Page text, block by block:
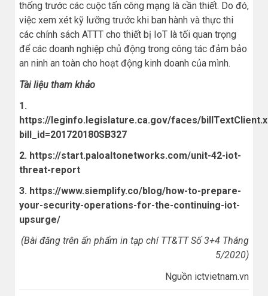
thống trước các cuộc tấn công mạng là cần thiết. Do đó,
việc xem xét kỹ lưỡng trước khi ban hành và thực thi
các chính sách ATTT cho thiết bị IoT là tối quan trọng
để các doanh nghiệp chủ động trong công tác đảm bảo
an ninh an toàn cho hoạt động kinh doanh của mình.
Tài liệu tham khảo
1.
https://leginfo.legislature.ca.gov/faces/
bill_id=201720180SB327
2. https://start.paloaltonetworks.com/unit-42-iot-
threat-report
3. https://www.siemplify.co/blog/how-to-prepare-
your-security-operations-for-the-continuing-iot-
upsurge/
(Bài đăng trên ấn phẩm in tạp chí TT&TT Số 3+4 Tháng
5/2020)
Nguồn ictvietnam.vn